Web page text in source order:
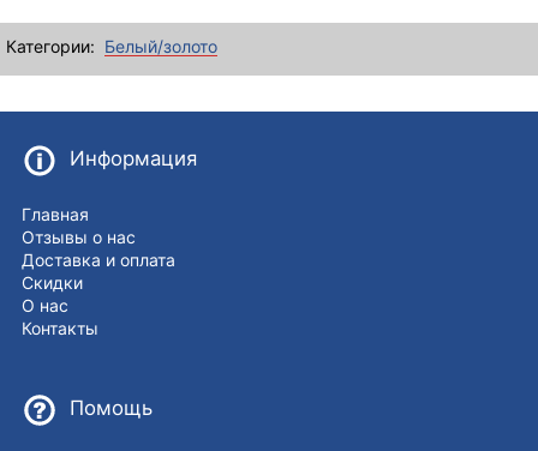
Категории: Белый/золото
Информация
Главная
Отзывы о нас
Доставка и оплата
Скидки
О нас
Контакты
Помощь